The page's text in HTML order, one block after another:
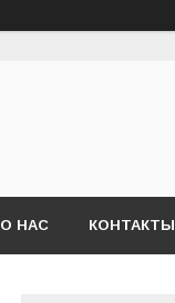
О НАС КОНТАКТЫ